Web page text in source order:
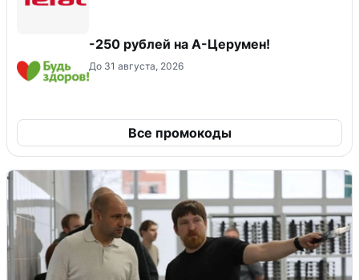
-250 рублей на А-Церумен!
До 31 августа, 2026
Все промокоды